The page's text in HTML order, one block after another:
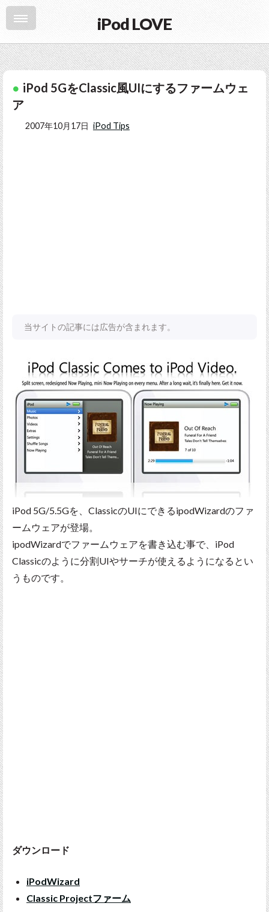
iPod LOVE
iPod 5GをClassic風UIにするファームウェ
ア
2007年10月17日 iPod Tips
当サイトの記事には広告が含まれます。
iPod 5G/5.5Gを、ClassicのUIにできるipodWizardのファ
ームウェアが登場。
ipodWizardでファームウェアを書き込む事で、iPod
Classicのように分割UIやサーチが使えるようになるとい
うものです。
ダウンロード
iPodWizard
Classic Projectファーム